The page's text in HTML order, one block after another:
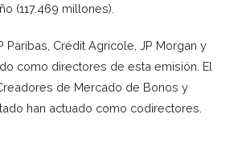
(117.469 millones).
Paribas, Crédit Agricole, JP Morgan y
como directores de esta emisión. El
de Mercado de Bonos y
han actuado como codirectores.